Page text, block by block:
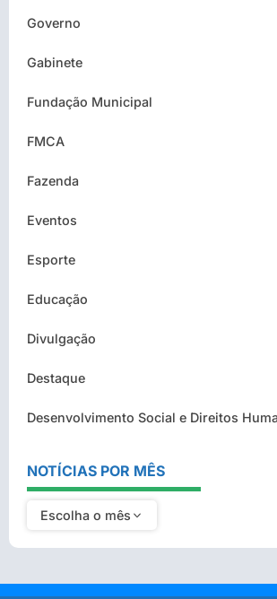
Governo
Gabinete
Fundação Municipal
FMCA
Fazenda
Eventos
Esporte
Educação
Divulgação
Destaque
Desenvolvimento Social e Direitos
NOTÍCIAS POR MÊS
Escolha o mês